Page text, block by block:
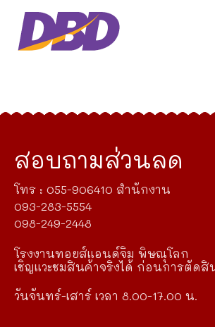
สอบถามส่วนลด
โทร : 055-906410 สำนักงาน
093-283-5554
098-249-2448
โรงงานทอยส์แอนด์จิม พิษณุโลก
เชิญแวะชมสินค้าจริงได้ ก่อนการตัดสิ
วันจันทร์-เสาร์ เวลา 8.00-17.00 น.